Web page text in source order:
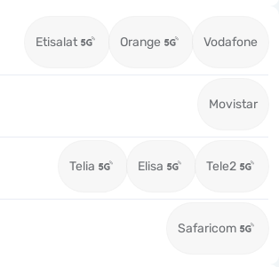
Etisalat Orange Vodafone
Movistar
Telia Elisa Tele2
Safaricom